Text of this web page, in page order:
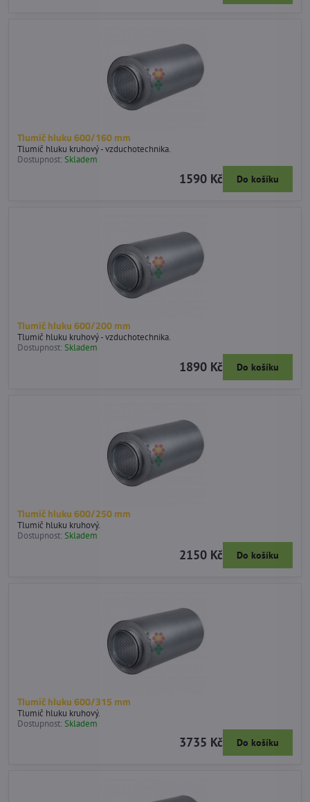
Tlumič hluku 600/160 mm
Tlumič hluku kruhový - vzduchotechnika.
Dostupnost:Skladem
1590 Kč Do košíku
Tlumič hluku 600/200 mm
Tlumič hluku kruhový - vzduchotechnika.
Dostupnost:Skladem
1890 Kč Do košíku
Tlumič hluku 600/250 mm
Tlumič hluku kruhový.
Dostupnost:Skladem
2150 Kč Do košíku
Tlumič hluku 600/315 mm
Tlumič hluku kruhový.
Dostupnost:Skladem
3735 Kč Do košíku